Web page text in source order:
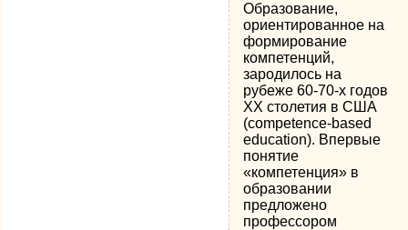
Образование,
ориентированное на
формирование
компетенций,
зародилось на
рубеже 60-70-х годов
XX столетия в США
(competence-based
education). Впервые
понятие
«компетенция» в
образовании
предложено
профессором